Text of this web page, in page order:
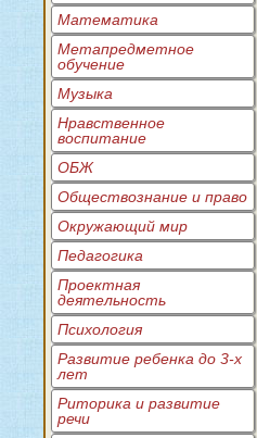
Математика
Метапредметное
обучение
Музыка
Нравственное
воспитание
ОБЖ
Обществознание и право
Окружающий мир
Педагогика
Проектная
деятельность
Психология
Развитие ребенка до 3-х
лет
Риторика и развитие
речи